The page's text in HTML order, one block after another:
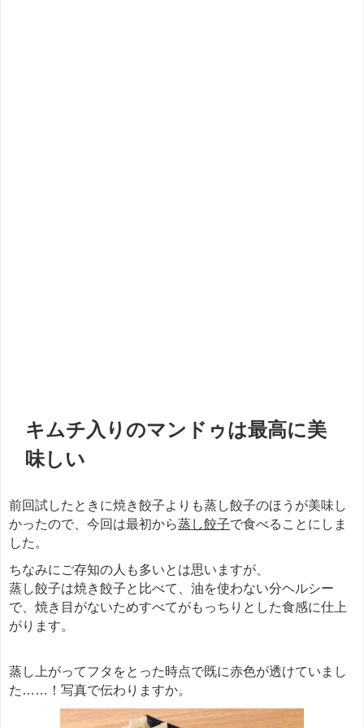
キムチ入りのマンドゥは最高に美
味しい
前回試したときに焼き餃子よりも蒸し餃子のほうが美味し
かったので、今回は最初から蒸し餃子で食べることにしま
した。
ちなみにご存知の人も多いとは思いますが、
蒸し餃子は焼き餃子と比べて、油を使わない分ヘルシー
で、焼き目がないためすべてがもっちりとした食感に仕上
がります。
蒸し上がってフタをとった時点で既に赤色が透けていまし
た……！写真で伝わりますか。